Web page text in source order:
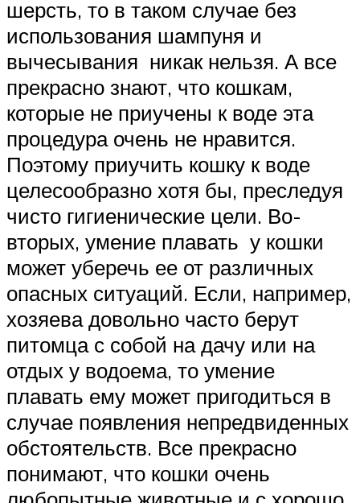
шерсть, то в таком случае без
использования шампуня и
вычесывания никак нельзя. А все
прекрасно знают, что кошкам,
которые не приучены к воде эта
процедура очень не нравится.
Поэтому приучить кошку к воде
целесообразно хотя бы, преследуя
чисто гигиенические цели. Во-
вторых, умение плавать у кошки
может уберечь ее от различных
опасных ситуаций. Если, например,
хозяева довольно часто берут
питомца с собой на дачу или на
отдых у водоема, то умение
плавать ему может пригодиться в
случае появления непредвиденных
обстоятельств. Все прекрасно
понимают, что кошки очень